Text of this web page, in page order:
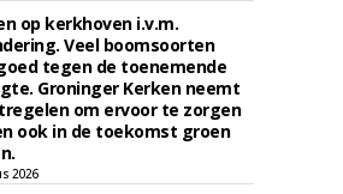
op kerkhoven i.v.m.
Veel boomsoorten
tegen de toenemende
Groninger Kerken neemt
om ervoor te zorgen
ook in de toekomst groen
2026